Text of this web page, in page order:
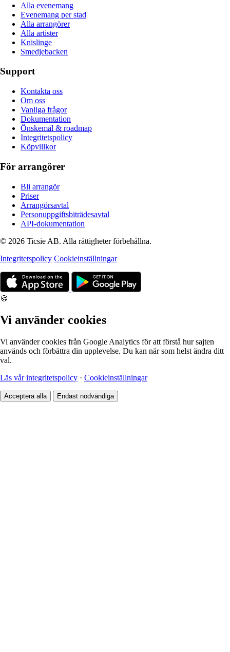
Alla evenemang
Evenemang per stad
Alla arrangörer
Alla artister
Knislinge
Smedjebacken
Support
Kontakta oss
Om oss
Vanliga frågor
Dokumentation
Önskemål & roadmap
Integritetspolicy
Köpvillkor
För arrangörer
Bli arrangör
Priser
Arrangörsavtal
Personuppgiftsbiträdesavtal
API-dokumentation
© 2026 Ticsie AB. Alla rättigheter förbehållna.
Integritetspolicy Cookieinställningar
🍪
Vi använder cookies
Vi använder cookies från Google Analytics för att förstå hur sajten
används och förbättra din upplevelse. Du kan när som helst ändra ditt
val.
Läs vår integritetspolicy · Cookieinställningar
Acceptera alla Endast nödvändiga